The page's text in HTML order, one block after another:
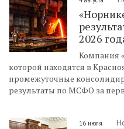
2026
Компания
которой находятся в
промежуточные
результаты по МСФО за
16 июля